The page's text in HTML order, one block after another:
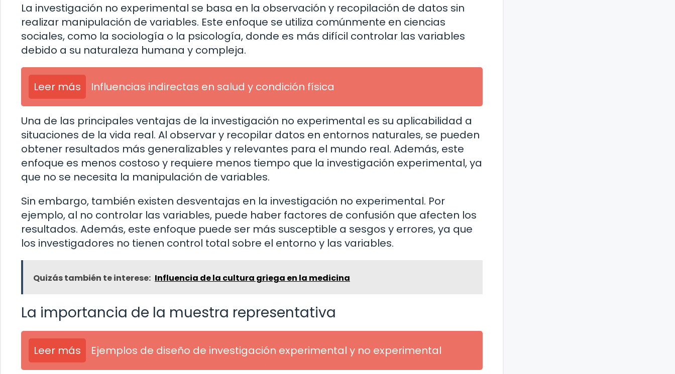
La investigación no experimental se basa en la observación y recopilación de datos sin
realizar manipulación de variables. Este enfoque se utiliza comúnmente en ciencias
sociales, como la sociología o la psicología, donde es más difícil controlar las variables
debido a su naturaleza humana y compleja.
Leer más Influencias indirectas en salud y condición física
Una de las principales ventajas de la investigación no experimental es su aplicabilidad a
situaciones de la vida real. Al observar y recopilar datos en entornos naturales, se pueden
obtener resultados más generalizables y relevantes para el mundo real. Además, este
enfoque es menos costoso y requiere menos tiempo que la investigación experimental, ya
que no se necesita la manipulación de variables.
Sin embargo, también existen desventajas en la investigación no experimental. Por
ejemplo, al no controlar las variables, puede haber factores de confusión que afecten los
resultados. Además, este enfoque puede ser más susceptible a sesgos y errores, ya que
los investigadores no tienen control total sobre el entorno y las variables.
Quizás también te interese: Influencia de la cultura griega en la medicina
La importancia de la muestra representativa
Leer más Ejemplos de diseño de investigación experimental y no experimental